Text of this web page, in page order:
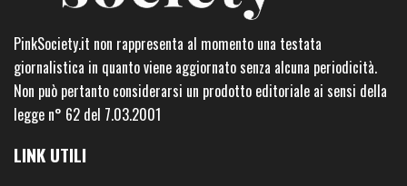
PinkSociety.it non rappresenta al momento una testata
giornalistica in quanto viene aggiornato senza alcuna periodicità.
Non può pertanto considerarsi un prodotto editoriale ai sensi della
legge n° 62 del 7.03.2001
LINK UTILI